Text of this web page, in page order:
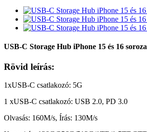
USB-C Storage Hub iPhone 15 és 16
Rövid leírás:
1xUSB-C csatlakozó: 5G
1 xUSB-C csatlakozó: USB 2.0, PD 3.0
Olvasás: 160M/s, Írás: 130M/s